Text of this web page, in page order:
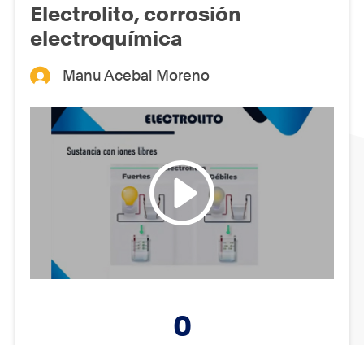
Electrolito, corrosión
electroquímica
Manu Acebal Moreno
0